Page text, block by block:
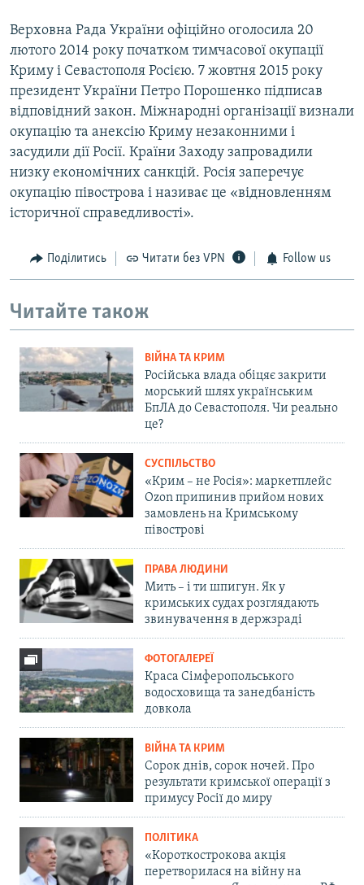
Верховна Рада України офіційно оголосила 20
лютого 2014 року початком тимчасової окупації
Криму і Севастополя Росією. 7 жовтня 2015 року
президент України Петро Порошенко підписав
відповідний закон. Міжнародні організації визнали
окупацію та анексію Криму незаконними і
засудили дії Росії. Країни Заходу запровадили
низку економічних санкцій. Росія заперечує
окупацію півострова і називає це «відновленням
історичної справедливості».
Поділитись Читати без VPN Follow us
Читайте також
ВІЙНА ТА КРИМ
Російська влада обіцяє закрити
морський шлях українським
БпЛА до Севастополя. Чи реально
це?
СУСПІЛЬСТВО
«Крим – не Росія»: маркетплейс
Ozon припинив прийом нових
замовлень на Кримському
півострові
ПРАВА ЛЮДИНИ
Мить – і ти шпигун. Як у
кримських судах розглядають
звинувачення в держзраді
ФОТОГАЛЕРЕЇ
Краса Сімферопольського
водосховища та занедбаність
довкола
ВІЙНА ТА КРИМ
Сорок днів, сорок ночей. Про
результати кримської операції з
примусу Росії до миру
ПОЛІТИКА
«Короткострокова акція
перетворилася на війну на